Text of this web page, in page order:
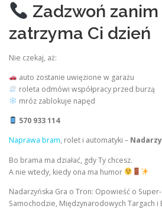
Zadzwoń
zatrzyma Ci dzień
Nie czekaj, aż:
auto zostanie uwięzione w garażu
roleta odmówi współpracy przed burzą
mróz zablokuje napęd
570 933 114
Naprawa bram, rolet i automatyki –
Bo brama ma działać, gdy Ty chcesz.
A nie wtedy, kiedy ona ma humor
Nadarzyńska Gra o Tron: Opowieść o Super-
Samochodzie, Międzynarodowych Targach i